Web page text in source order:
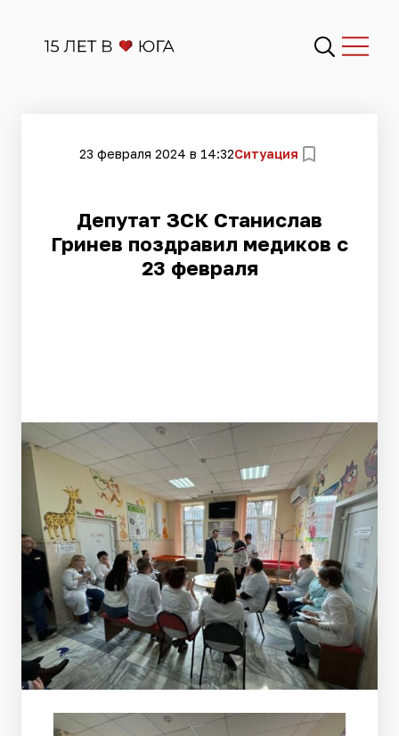
23 февраля 2024 в 14:32Ситуация
Депутат ЗСК Станислав
Гринев поздравил медиков с
23 февраля